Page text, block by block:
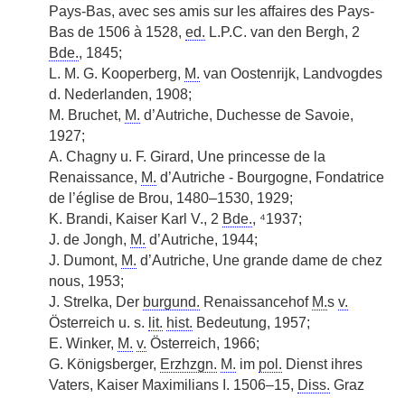
Pays-Bas, avec ses amis sur les affaires des Pays-
Bas de 1506 à 1528, ed. L.P.C. van den Bergh, 2
Bde., 1845;
L. M. G. Kooperberg, M. van Oostenrijk, Landvogdes
d. Nederlanden, 1908;
M. Bruchet, M. d’Autriche, Duchesse de Savoie,
1927;
A. Chagny u. F. Girard, Une princesse de la
Renaissance, M. d’Autriche - Bourgogne, Fondatrice
de l’église de Brou, 1480–1530, 1929;
K. Brandi, Kaiser Karl V., 2 Bde., ⁴1937;
J. de Jongh, M. d’Autriche, 1944;
J. Dumont, M. d’Autriche, Une grande dame de chez
nous, 1953;
J. Strelka, Der burgund. Renaissancehof M.s v.
Österreich u. s. lit. hist. Bedeutung, 1957;
E. Winker, M. v. Österreich, 1966;
G. Königsberger, Erzhzgn. M. im pol. Dienst ihres
Vaters, Kaiser Maximilians I. 1506–15, Diss. Graz